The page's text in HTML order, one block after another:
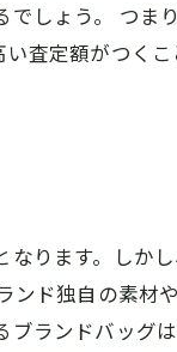
しょう。 つ
査定額がつく
ります。しか
ド独自の素材
ランドバッグ